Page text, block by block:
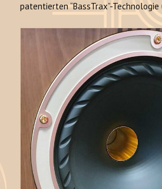
patentierten “BassTrax”-